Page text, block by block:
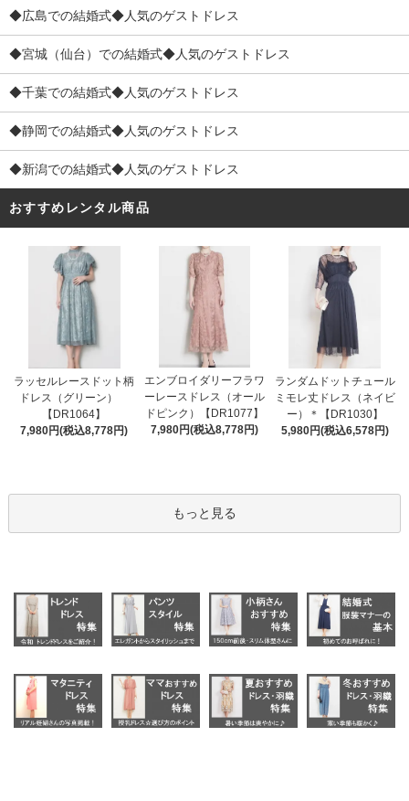
◆広島での結婚式◆人気のゲストドレス
◆宮城（仙台）での結婚式◆人気のゲストドレス
◆千葉での結婚式◆人気のゲストドレス
◆静岡での結婚式◆人気のゲストドレス
◆新潟での結婚式◆人気のゲストドレス
おすすめレンタル商品
ラッセルレースドット柄
ドレス（グリーン）
【DR1064】
7,980円(税込8,778円)
エンブロイダリーフラワ
ーレースドレス（オール
ドピンク）【DR1077】
7,980円(税込8,778円)
ランダムドットチュール
ミモレ丈ドレス（ネイビ
ー）＊【DR1030】
5,980円(税込6,578円)
もっと見る